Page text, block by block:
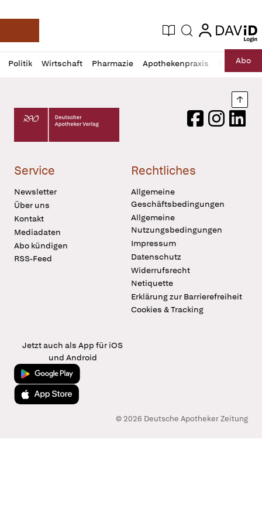
Deutsche Apotheker Zeitung
Aktuelle Ausgabe
Suche login
login
Politik Wirtschaft Pharmazie Apothekenpraxis RechtAbo
Profil
öffnen
Daz
Pur
Deutscher Apotheker Verlag Logo
FacebookInstagram
Service
Newsletter
Über uns
Kontakt
Mediadaten
Abo kündigen
RSS-Feed
Rechtliches
Allgemeine
Geschäftsbedingungen
Allgemeine
Nutzungsbedingungen
Impressum
Datenschutz
Widerrufsrecht
Netiquette
Erklärung zur Barrierefreiheit
Cookies & Tracking
Jetzt auch als App für iOS
und Android
Jetzt bei Google Play
Laden im App Store
© 2026 Deutsche Apotheker Zeitung